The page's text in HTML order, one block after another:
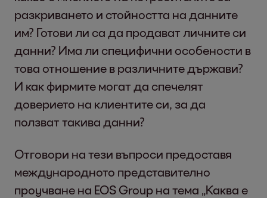
разкриването и стойността на данните
им? Готови ли са да продават личните си
данни? Има ли специфични особености в
това отношение в различните държави?
И как фирмите могат да спечелят
доверието на клиентите си, за да
ползват такива данни?
Отговори на тези въпроси предоставя
международното представително
проучване на EOS Group на тема „Каква е